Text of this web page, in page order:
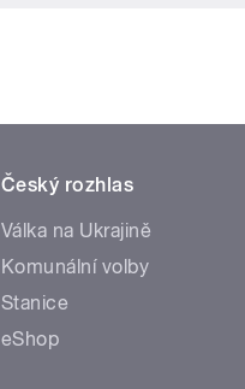
Český rozhlas
Válka na Ukrajině
Komunální volby
Stanice
eShop